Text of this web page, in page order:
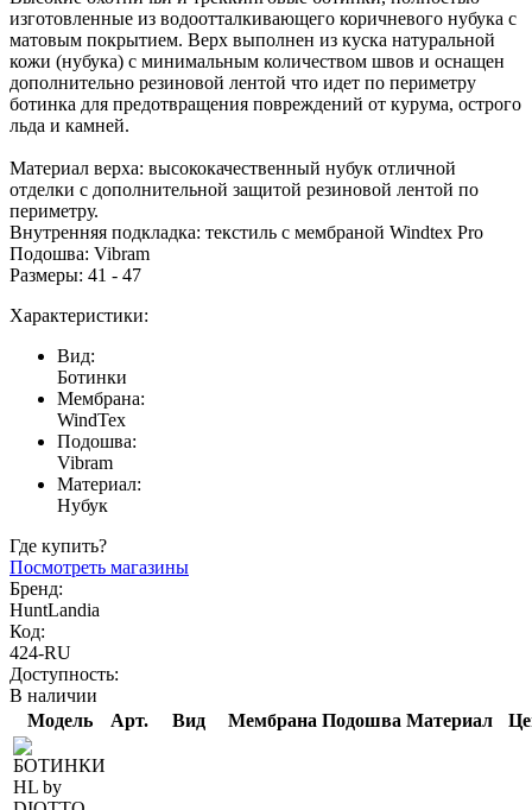
изготовленные из водоотталкивающего коричневого нубука с
матовым покрытием. Верх выполнен из куска натуральной
кожи (нубука) с минимальным количеством швов и оснащен
дополнительно резиновой лентой что идет по периметру
ботинка для предотвращения повреждений от курума, острого
льда и камней.
Материал верха: высококачественный нубук отличной
отделки с дополнительной защитой резиновой лентой по
периметру.
Внутренняя подкладка: текстиль с мембраной Windtex Pro
Подошва: Vibram
Размеры: 41 - 47
Характеристики:
Вид:
Ботинки
Мембрана:
WindTex
Подошва:
Vibram
Материал:
Нубук
Где купить?
Посмотреть магазины
Бренд:
HuntLandia
Код:
424-RU
Доступность:
В наличии
Модель
Арт. Вид Мембрана Подошва Материал